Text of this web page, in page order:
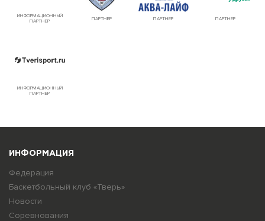
ИНФОРМАЦИОННЫЙ
ПАРТНЕР
ПАРТНЕР ПАРТНЕР ПАРТНЕР
ИНФОРМАЦИОННЫЙ
ПАРТНЕР
ИНФОРМАЦИЯ
Федерация
Баскетбольный клуб «Тверь»
Новости
Соревнования